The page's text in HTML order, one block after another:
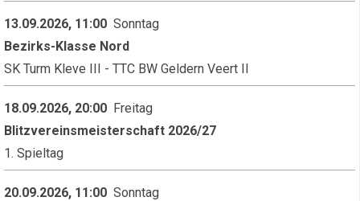
13.09.2026, 11:00 Sonntag
Bezirks-Klasse Nord
SK Turm Kleve III - TTC BW Geldern Veert II
18.09.2026, 20:00 Freitag
Blitzvereinsmeisterschaft 2026/27
1. Spieltag
20.09.2026, 11:00 Sonntag